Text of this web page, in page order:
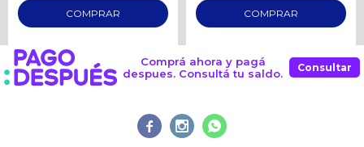
Comprá ahora y pagá
despues. Consultá tu saldo.
Consultar
  